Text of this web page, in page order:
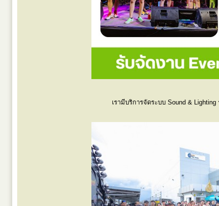
เรามีบริการจัดระบบ Sound &